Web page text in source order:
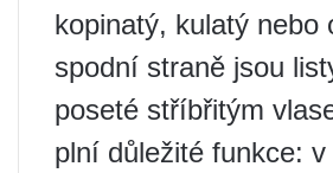
kopinatý, kulatý nebo
spodní straně jsou
poseté stříbřitým
plní důležité funkce: v